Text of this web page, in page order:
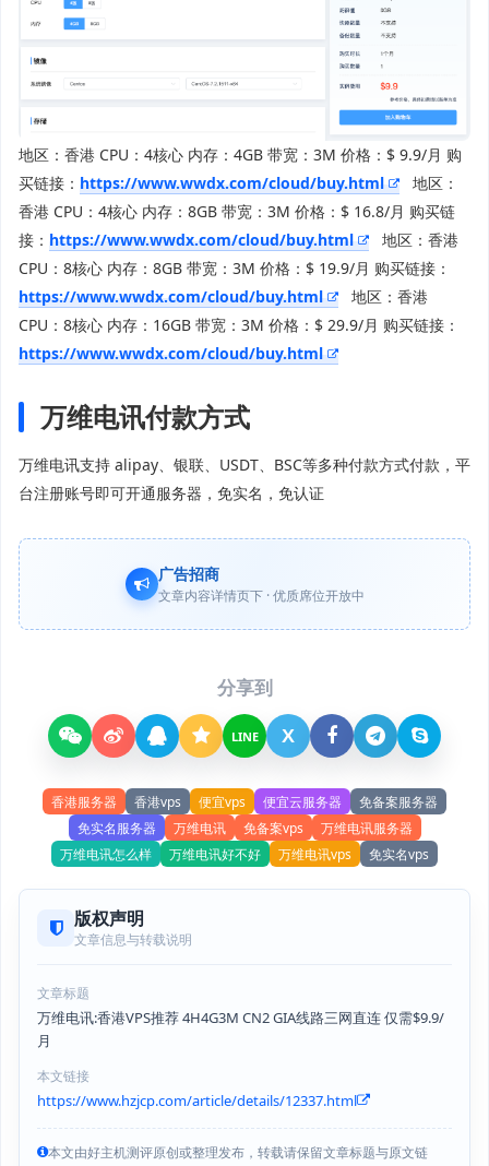
地区：香港 CPU：4核心 内存：4GB 带宽：3M 价格：$ 9.9/月 购
买链接： https://www.wwdx.com/cloud/buy.html
地区：
香港 CPU：4核心 内存：8GB 带宽：3M 价格：$ 16.8/月 购买链
接： https://www.wwdx.com/cloud/buy.html
地区：香港
CPU：8核心 内存：8GB 带宽：3M 价格：$ 19.9/月 购买链接：
https://www.wwdx.com/cloud/buy.html
地区：香港
CPU：8核心 内存：16GB 带宽：3M 价格：$ 29.9/月 购买链接：
https://www.wwdx.com/cloud/buy.html
万维电讯付款方式
万维电讯支持 alipay、银联、USDT、BSC等多种付款方式付款，平
台注册账号即可开通服务器，免实名，免认证
广告招商
文章内容详情页下 · 优质席位开放中
分享到
LINE X
香港服务器 香港vps 便宜vps 便宜云服务器
免备案服务器
免实名服务器
万维电讯 免备案vps
万维电讯服务器
万维电讯怎么样
万维电讯好不好 万维电讯vps 免实名vps
版权声明
文章信息与转载说明
文章标题
万维电讯:香港VPS推荐 4H4G3M CN2 GIA线路三网直连 仅需$9.9/
月
本文链接
https://www.hzjcp.com/article/details/12337.html
本文由好主机测评原创或整理发布，转载请保留文章标题与原文链